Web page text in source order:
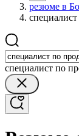
резюме в
специалист по